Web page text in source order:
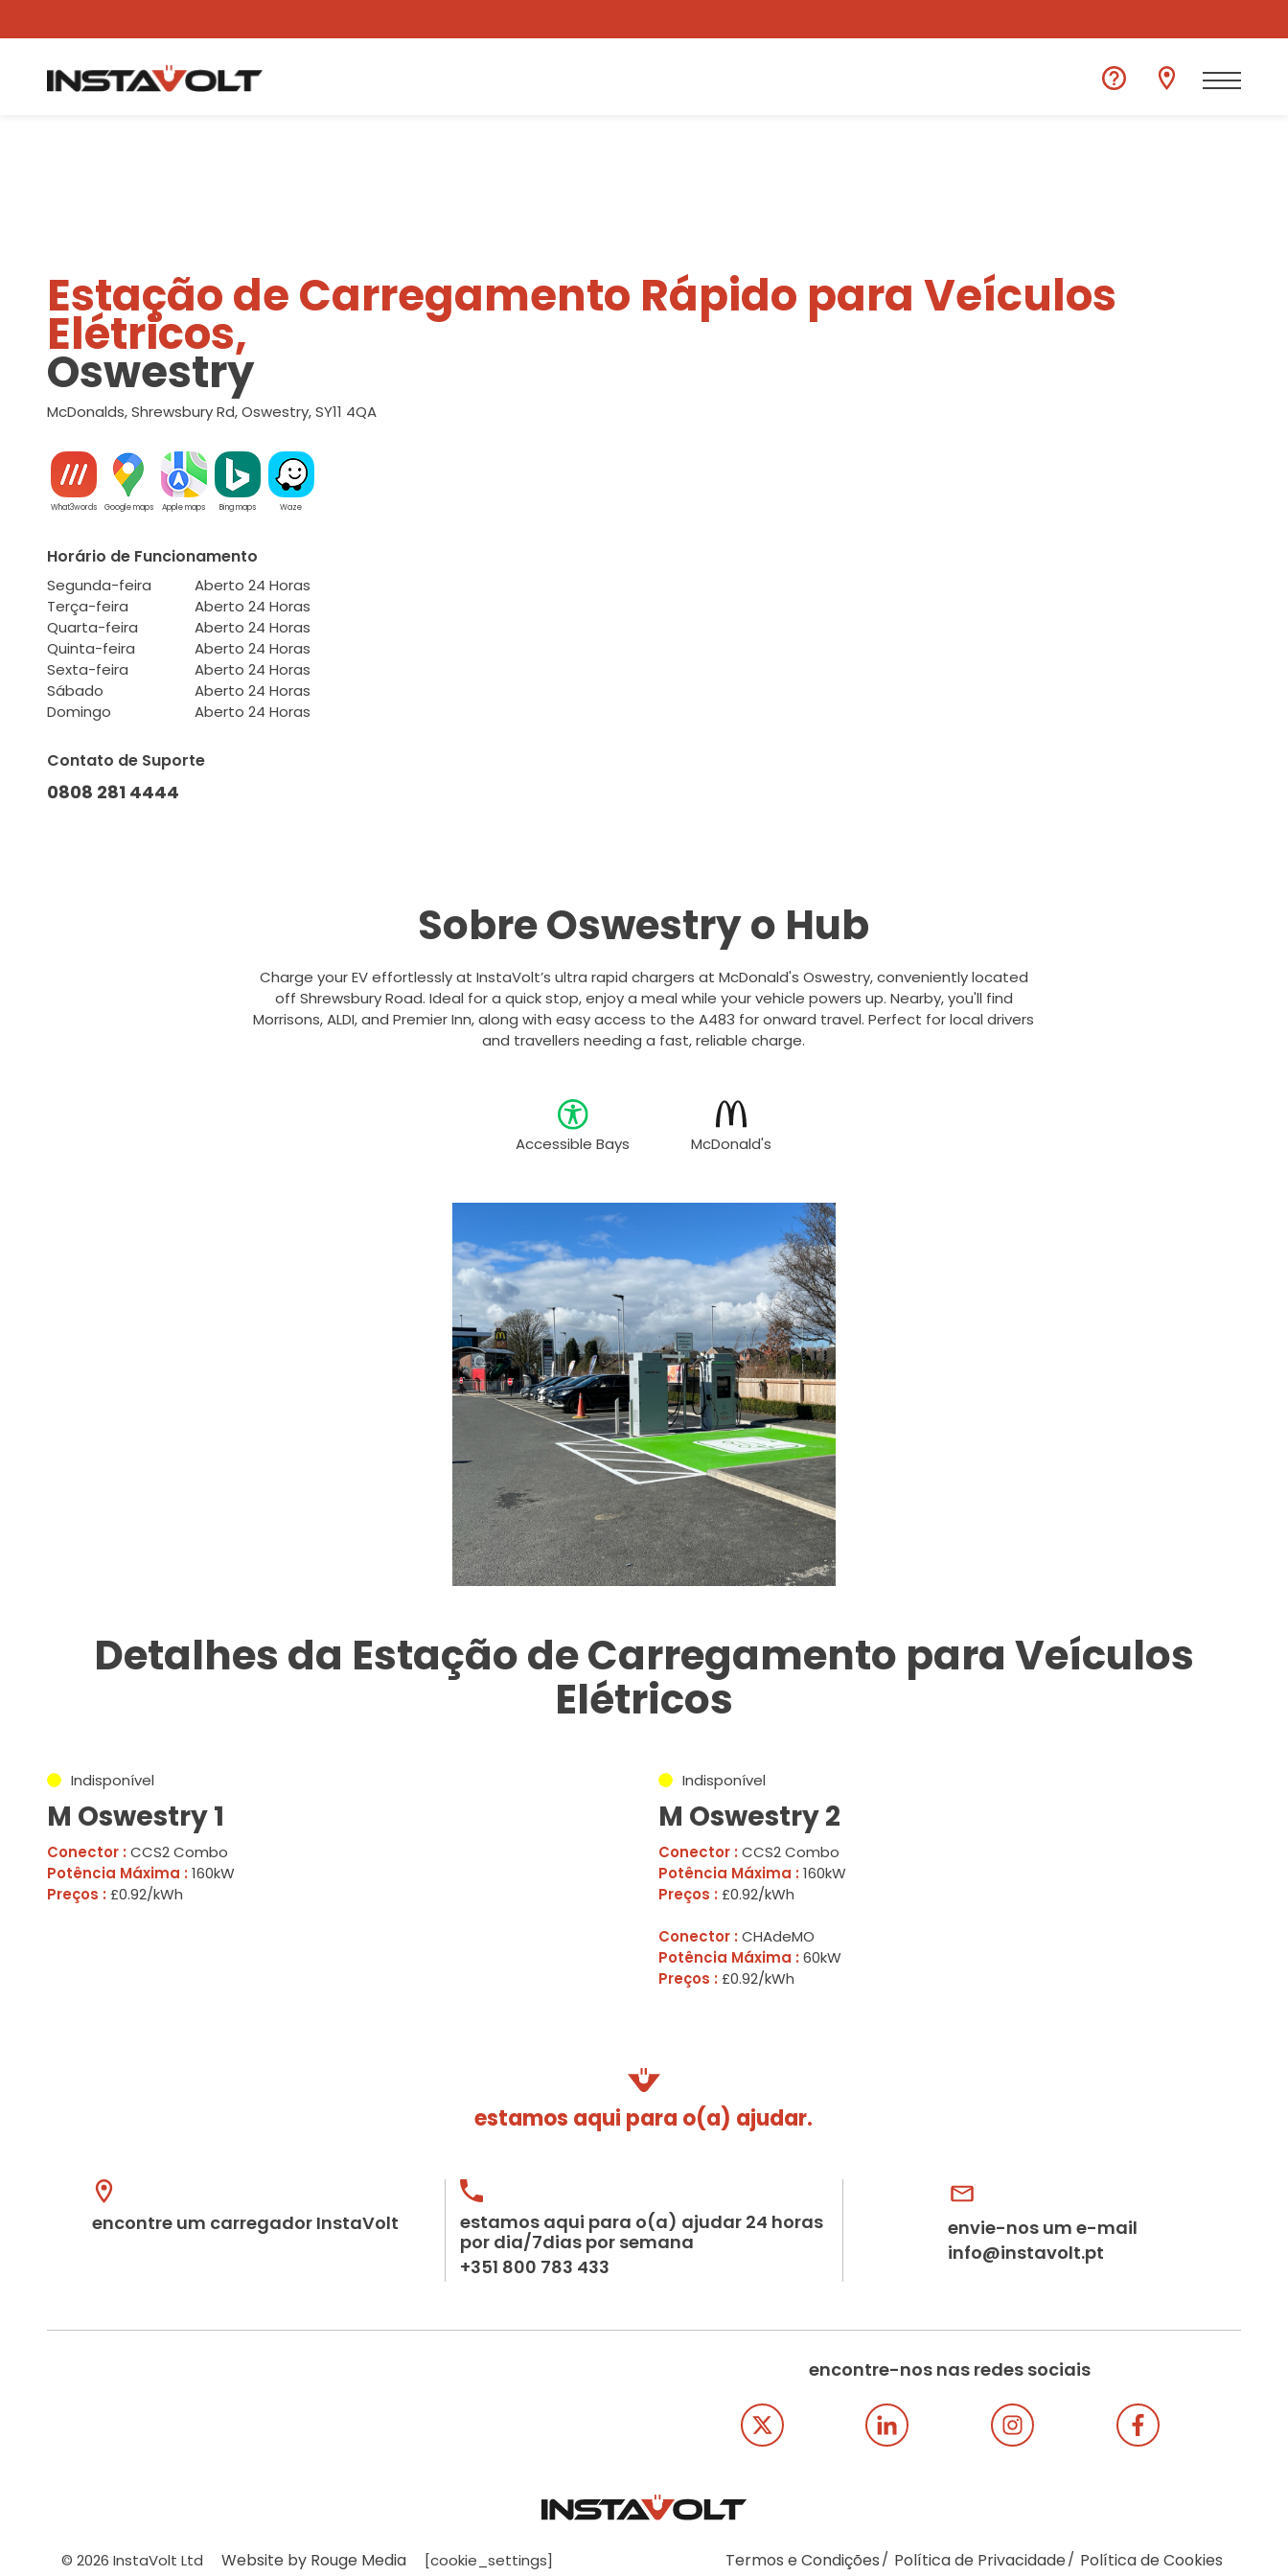
Ver outra localização
Estação de Carregamento Rápido para Veículos
Elétricos,
Oswestry
McDonalds, Shrewsbury Rd, Oswestry, SY11 4QA
What3words Google maps Apple maps Bing maps Waze
Horário de Funcionamento
Segunda-feira
Aberto 24 Horas
Terça-feira
Aberto 24 Horas
Quarta-feira
Aberto 24 Horas
Quinta-feira
Aberto 24 Horas
Sexta-feira
Aberto 24 Horas
Sábado
Aberto 24 Horas
Domingo
Aberto 24 Horas
Contato de Suporte
0808 281 4444
Sobre Oswestry o Hub
Charge your EV effortlessly at InstaVolt’s ultra rapid chargers at McDonald's Oswestry, conveniently located
off Shrewsbury Road. Ideal for a quick stop, enjoy a meal while your vehicle powers up. Nearby, you'll find
Morrisons, ALDI, and Premier Inn, along with easy access to the A483 for onward travel. Perfect for local drivers
and travellers needing a fast, reliable charge.
Accessible Bays McDonald's
Detalhes da Estação de Carregamento para Veículos
Elétricos
Indisponível
M Oswestry 1
Conector : CCS2 Combo
Potência Máxima : 160kW
Preços : £0.92/kWh
Indisponível
M Oswestry 2
Conector : CCS2 Combo
Potência Máxima : 160kW
Preços : £0.92/kWh
Conector : CHAdeMO
Potência Máxima : 60kW
Preços : £0.92/kWh
estamos aqui para o(a) ajudar.
encontre um carregador InstaVolt
estamos aqui para o(a) ajudar 24 horas
por dia/7dias por semana
+351 800 783 433
envie-nos um e-mail
info@instavolt.pt
encontre-nos nas redes sociais
© 2026 InstaVolt Ltd Website by Rouge Media [cookie_settings] Termos e Condições Política de Privacidade Política de Cookies